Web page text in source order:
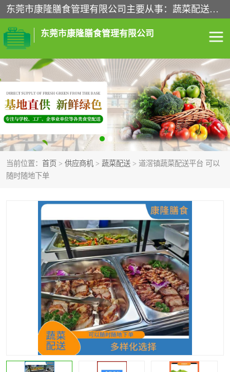
东莞市康隆膳食管理有限公司主要从事：蔬菜配送、食堂承包、企业工厂食堂承包、机关单位食堂承包、调味品配送、粮油配送、干货配送、副食配送、水果配送、海鲜配送等业务，东莞蔬菜配送电话，咨询在线客服。
东莞市康隆膳食管理有限公司
当前位置： 首页 > 供应商机 > 蔬菜配送 > 道滘镇蔬菜配送平台 可以
随时随地下单
食堂承包 蔬菜配送
粮油配送 鲜肉配送
海鲜配送 食材配送
调料配送 企业工厂食堂承包
副食配送
水果配送